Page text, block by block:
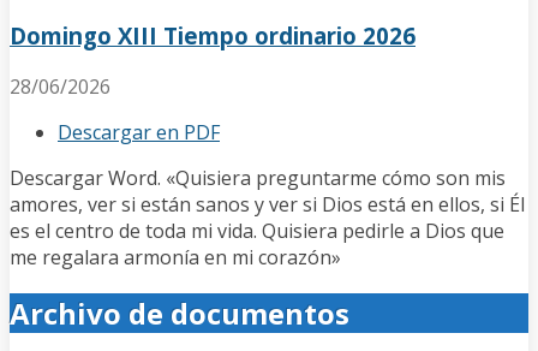
Domingo XIII Tiempo ordinario 2026
28/06/2026
Descargar en PDF
Descargar Word. «Quisiera preguntarme cómo son mis
amores, ver si están sanos y ver si Dios está en ellos, si Él
es el centro de toda mi vida. Quisiera pedirle a Dios que
me regalara armonía en mi corazón»
Archivo de documentos